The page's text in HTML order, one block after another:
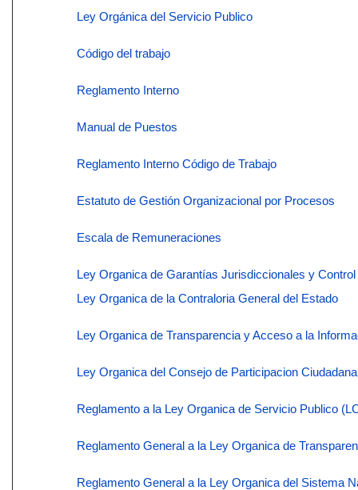
Ley Orgánica del Servicio Publico
Código del trabajo
Reglamento Interno
Manual de Puestos
Reglamento Interno Código de Trabajo
Estatuto de Gestión Organizacional por Procesos
Escala de Remuneraciones
Ley Organica de Garantías Jurisdiccionales y
Ley Organica de la Contraloria General del Estado
Ley Organica de Transparencia y Acceso a la
Ley Organica del Consejo de Participacion
Reglamento a la Ley Organica de Servicio Publico
Reglamento General a la Ley Organica de
Reglamento General a la Ley Organica del Sistema